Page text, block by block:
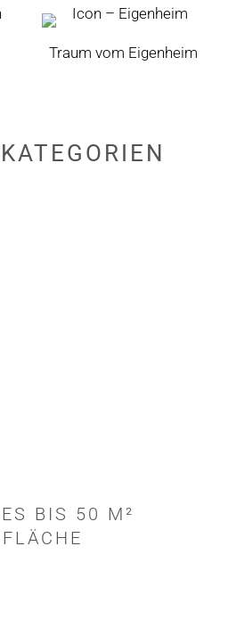
Traum vom Eigenheim
KATEGORIEN
BIS 50 M²